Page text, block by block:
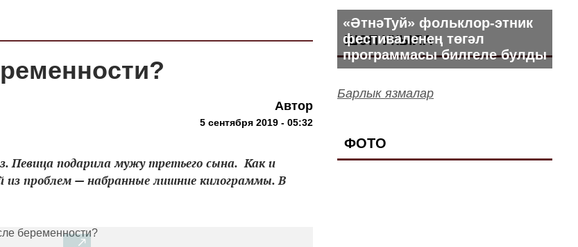
Автор
5 сентября 2019 - 05:32
Певица подарила мужу третьего сына. Как и
из проблем — набранные лишние килограммы. В
ШӘП УКЫЛА
«ӘтнәТуй» фольклор-этник
фестиваленең төгәл
программасы билгеле булды
Барлык язмалар
ФОТО